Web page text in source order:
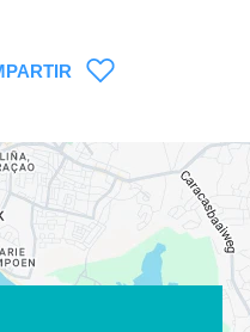
de hacer clic en el